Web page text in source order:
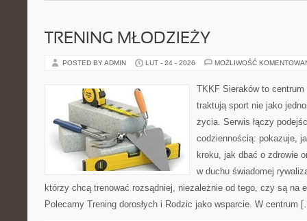
TRENING MŁODZIEŻY
POSTED BY ADMIN LUT - 24 - 2026 MOŻLIWOŚĆ
TKKF Sieraków to
traktują sport nie jako
życia. Serwis łączy
codziennością: pokazuje,
kroku, jak dbać o zdrowie
w duchu świadomej
którzy chcą trenować rozsądniej, niezależnie od tego, czy są na
Polecamy Trening dorosłych i Rodzic jako wsparcie. W centrum